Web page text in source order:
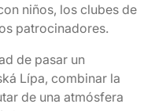
niños, los clubes de
patrocinadores.
de pasar un
Lípa, combinar la
de una atmósfera